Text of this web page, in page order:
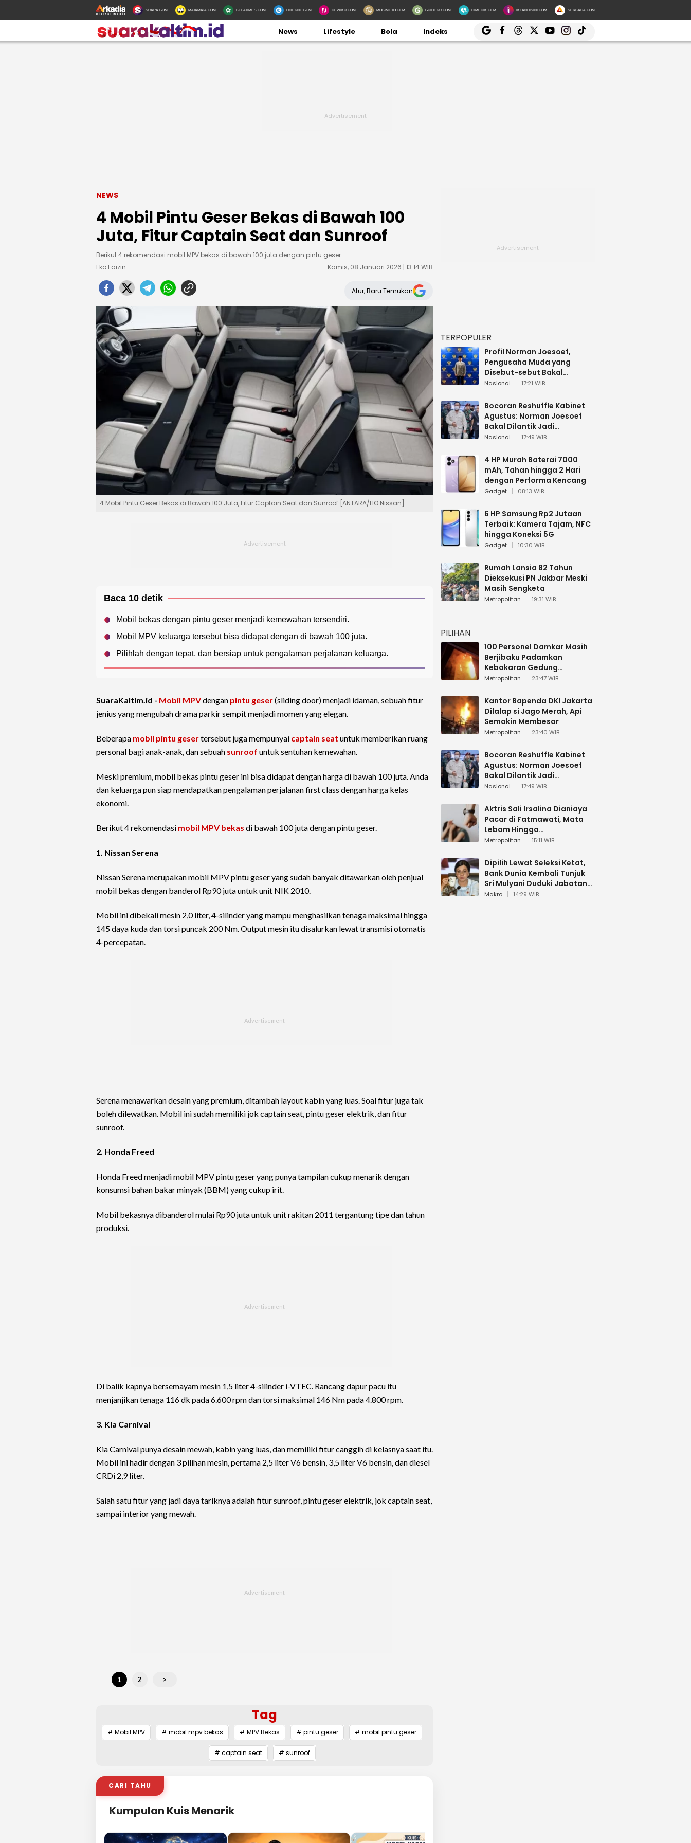
SUARA.COM MATAMATA.COM BOLATIMES.COM HITEKNO.COM DEWIKU.COM MOBIMOTO.COM GUIDEKU.COM HIMEDIK.COM IKLANDISINI.COM SERBADA.COM
News Lifestyle Bola Indeks
NEWS
4 Mobil Pintu Geser Bekas di Bawah 100
Juta, Fitur Captain Seat dan Sunroof
Berikut 4 rekomendasi mobil MPV bekas di bawah 100 juta dengan pintu geser.
Eko Faizin
Kamis, 08 Januari 2026 | 13:14 WIB
Atur, Baru Temukan
4 Mobil Pintu Geser Bekas di Bawah 100 Juta, Fitur Captain Seat dan Sunroof [ANTARA/HO Nissan].
Baca 10 detik
Mobil bekas dengan pintu geser menjadi kemewahan tersendiri.
Mobil MPV keluarga tersebut bisa didapat dengan di bawah 100 juta.
Pilihlah dengan tepat, dan bersiap untuk pengalaman perjalanan keluarga.
SuaraKaltim.id - Mobil MPVdengan pintu geser(sliding door) menjadi idaman, sebuah fitur
jenius yang mengubah drama parkir sempit menjadi momen yang elegan.
Beberapa mobil pintu gesertersebut juga mempunyai captain seat untuk memberikan ruang
personal bagi anak-anak, dan sebuah sunroof untuk sentuhan kemewahan.
Meski premium, mobil bekas pintu geser ini bisa didapat dengan harga di bawah 100 juta. Anda
dan keluarga pun siap mendapatkan pengalaman perjalanan first class dengan harga kelas
ekonomi.
Berikut 4 rekomendasi mobil MPV bekas di bawah 100 juta dengan pintu geser.
1. Nissan Serena
Nissan Serena merupakan mobil MPV pintu geser yang sudah banyak ditawarkan oleh penjual
mobil bekas dengan banderol Rp90 juta untuk unit NIK 2010.
Mobil ini dibekali mesin 2,0 liter, 4-silinder yang mampu menghasilkan tenaga maksimal hingga
145 daya kuda dan torsi puncak 200 Nm. Output mesin itu disalurkan lewat transmisi otomatis
4-percepatan.
Serena menawarkan desain yang premium, ditambah layout kabin yang luas. Soal fitur juga tak
boleh dilewatkan. Mobil ini sudah memiliki jok captain seat, pintu geser elektrik, dan fitur
sunroof.
2. Honda Freed
Honda Freed menjadi mobil MPV pintu geser yang punya tampilan cukup menarik dengan
konsumsi bahan bakar minyak (BBM) yang cukup irit.
Mobil bekasnya dibanderol mulai Rp90 juta untuk unit rakitan 2011 tergantung tipe dan tahun
produksi.
Di balik kapnya bersemayam mesin 1,5 liter 4-silinder i-VTEC. Rancang dapur pacu itu
menjanjikan tenaga 116 dk pada 6.600 rpm dan torsi maksimal 146 Nm pada 4.800 rpm.
3. Kia Carnival
Kia Carnival punya desain mewah, kabin yang luas, dan memiliki fitur canggih di kelasnya saat itu.
Mobil ini hadir dengan 3 pilihan mesin, pertama 2,5 liter V6 bensin, 3,5 liter V6 bensin, dan diesel
CRDi 2,9 liter.
Salah satu fitur yang jadi daya tariknya adalah fitur sunroof, pintu geser elektrik, jok captain seat,
sampai interior yang mewah.
1 2 >
Tag
# Mobil MPV # mobil mpv bekas # MPV Bekas # pintu geser # mobil pintu geser
# captain seat # sunroof
CARI TAHU
Kumpulan Kuis Menarik
TERPOPULER
Profil Norman Joesoef,
Pengusaha Muda yang
Disebut-sebut Bakal
Dilantik Jadi Wamenhan RI
Nasional 17:21 WIB
Bocoran Reshuffle Kabinet
Agustus: Norman Joesoef
Bakal Dilantik Jadi
Wamenhan RI
Nasional 17:49 WIB
4 HP Murah Baterai 7000
mAh, Tahan hingga 2 Hari
dengan Performa Kencang
Gadget 08:13 WIB
6 HP Samsung Rp2 Jutaan
Terbaik: Kamera Tajam, NFC
hingga Koneksi 5G
Gadget 10:30 WIB
Rumah Lansia 82 Tahun
Dieksekusi PN Jakbar Meski
Masih Sengketa
Metropolitan 19:31 WIB
PILIHAN
100 Personel Damkar Masih
Berjibaku Padamkan
Kebakaran Gedung
Bapenda DKI
Metropolitan 23:47 WIB
Kantor Bapenda DKI Jakarta
Dilalap si Jago Merah, Api
Semakin Membesar
Metropolitan 23:40 WIB
Bocoran Reshuffle Kabinet
Agustus: Norman Joesoef
Bakal Dilantik Jadi
Wamenhan RI
Nasional 17:49 WIB
Aktris Sali Irsalina Dianiaya
Pacar di Fatmawati, Mata
Lebam Hingga
Diselamatkan Polantas
Metropolitan 15:11 WIB
Dipilih Lewat Seleksi Ketat,
Bank Dunia Kembali Tunjuk
Sri Mulyani Duduki Jabatan
Strategis
Makro 14:29 WIB